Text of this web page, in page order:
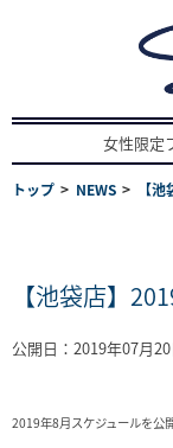
女性限定
トップ NEWS 【
【池袋店】
公開日：2019年07月20
2019年8月スケジュールを公